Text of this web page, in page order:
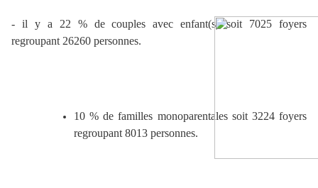
- il y a 22 % de couples avec enfant(s) soit 7025 foyers
regroupant 26260 personnes.
10 % de familles monoparentales soit 3224 foyers
regroupant 8013 personnes.